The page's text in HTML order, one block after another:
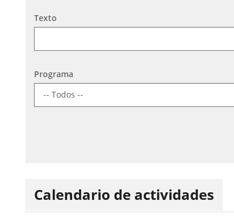
Búsqueda
Texto
Programa
Calendario de actividades